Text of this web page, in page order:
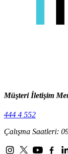
Müşteri İletişim
444 4 552
Çalışma Saatleri: